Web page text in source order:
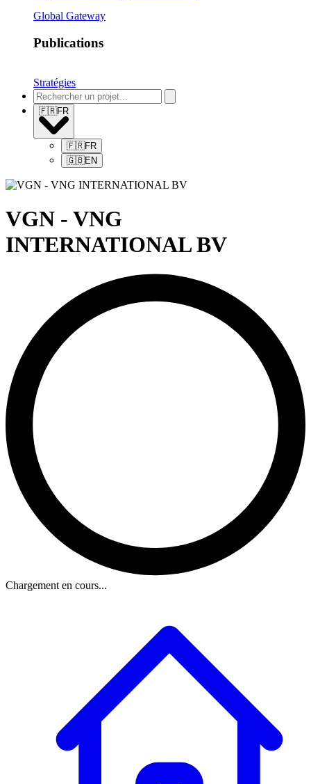
Global Gateway
Publications
Stratégies
🇫🇷FR
🇫🇷FR
🇬🇧EN
VGN - VNG
INTERNATIONAL BV
Chargement en cours...